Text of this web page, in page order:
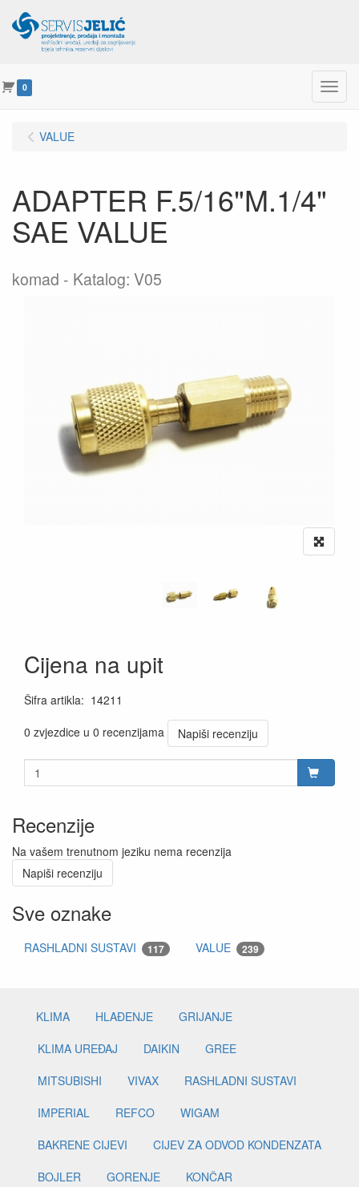
0 Menu
VALUE
ADAPTER F.5/16"M.1/4"
SAE VALUE
komad Katalog: V05
Cijena na upit
Šifra artikla: 14211
0 zvjezdice u 0 recenzijama
Napiši recenziju
Recenzije
Na vašem trenutnom jeziku nema recenzija
Napiši recenziju
Sve oznake
RASHLADNI SUSTAVI 117 VALUE 239
KLIMA HLAĐENJE
GRIJANJE
KLIMA UREĐAJ
DAIKIN
GREE
MITSUBISHI
VIVAX
RASHLADNI SUSTAVI
IMPERIAL
REFCO
WIGAM
BAKRENE CIJEVI
CIJEV ZA ODVOD KONDENZATA
BOJLER
GORENJE
KONČAR